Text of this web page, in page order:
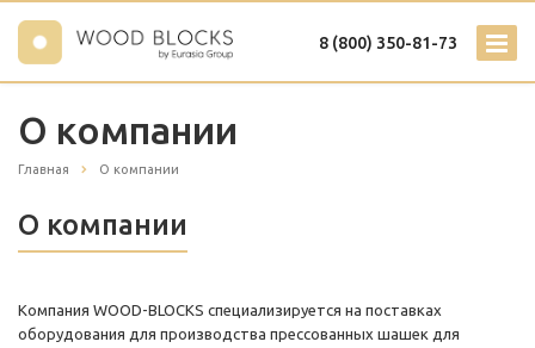
8 (800) 350-81-73
О компании
Главная О компании
О компании
Компания WOOD-BLOCKS специализируется на поставках
оборудования для производства прессованных шашек для